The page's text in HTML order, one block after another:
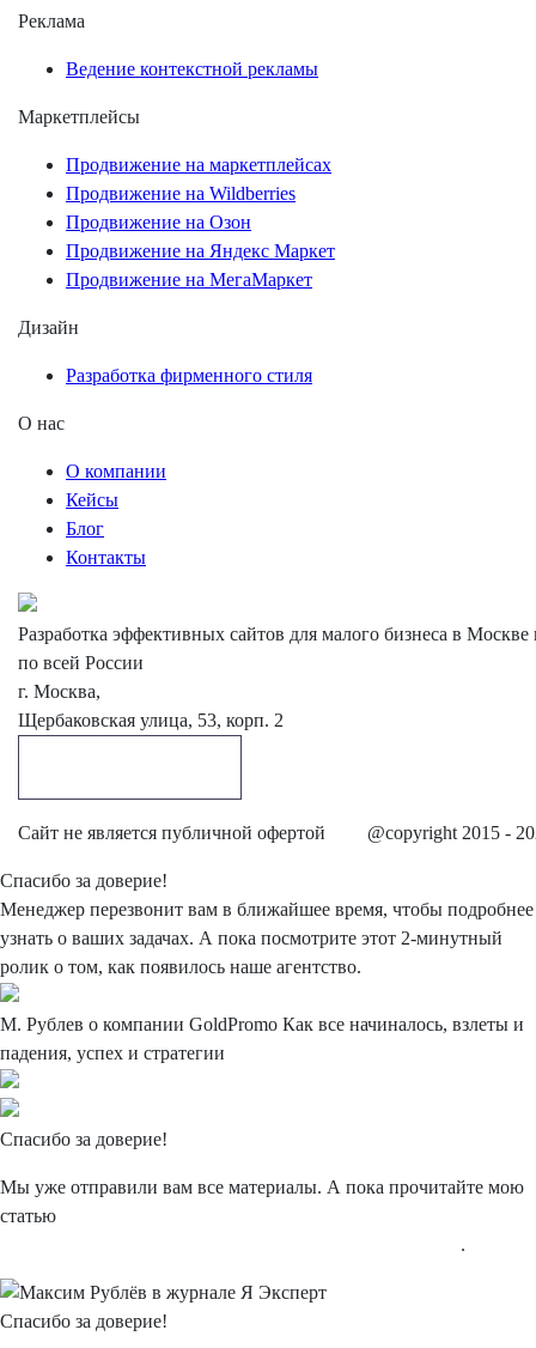
Реклама
Ведение контекстной рекламы
Маркетплейсы
Продвижение на маркетплейсах
Продвижение на Wildberries
Продвижение на Озон
Продвижение на Яндекс Маркет
Продвижение на МегаМаркет
Дизайн
Разработка фирменного стиля
О нас
О компании
Кейсы
Блог
Контакты
Разработка эффективных сайтов для малого бизнеса в Москве
по всей России
г. Москва,
Щербаковская улица, 53, корп. 2
Cайт не является публичной офертой @copyright 2015 -
Спасибо за доверие!
Менеджер перезвонит вам в ближайшее время, чтобы подробнее
узнать о ваших задачах. А пока посмотрите этот 2-минутный
ролик о том, как появилось наше агентство.
М. Рублев о компании GoldPromo Как все начиналось, взлеты и
падения, успех и стратегии
Спасибо за доверие!
Мы уже отправили вам все материалы. А пока прочитайте мою
статью
.
Спасибо за доверие!